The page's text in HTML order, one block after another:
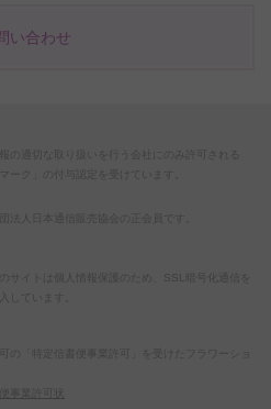
い合わせ
の適切な取り扱いを行う会社にのみ許可される
ーク」の付与認定を受けています。
法人日本通信販売協会の正会員です。
のサイトは個人情報保護のため、SSL暗号化通信を
入しています。
の「特定信書便事業許可」を受けたフラワーショ
事業許可状